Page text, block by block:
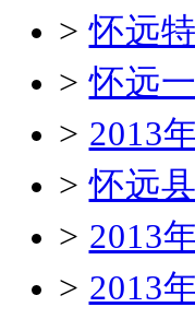
>怀远
>怀远
> 2013
>怀远
> 2013
> 2013